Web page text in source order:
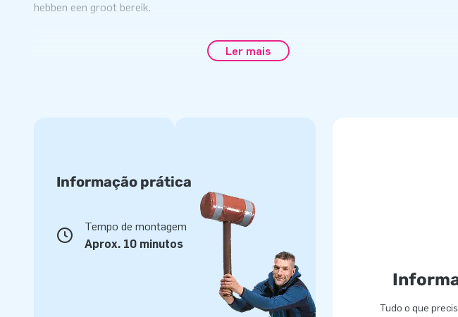
hebben een groot bereik.
Ler mais
Informação prática
Tempo de montagem
Aprox. 10 minutos
Tudo o que